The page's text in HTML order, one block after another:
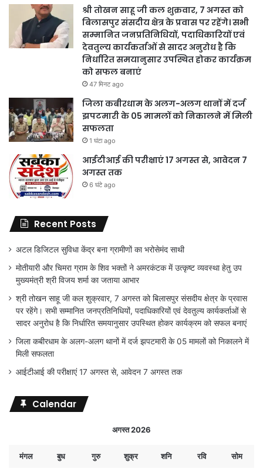
श्री तोखन साहू जी कल शुक्रवार, 7 अगस्त को
बिलासपुर संसदीय क्षेत्र के प्रवास पर रहेंगे। सभी
सम्मानित जनप्रतिनिधियों, पदाधिकारियों एवं
देवतुल्य कार्यकर्ताओं से सादर अनुरोध है कि
निर्धारित समयानुसार उपस्थित होकर कार्यक्रम
को सफल बनाएं
47 मिनट ago
जिला कबीरधाम के अलग-अलग थानों में दर्ज
झपटमारी के 05 मामलों को निकालने में मिली
सफलता
1 घंटा ago
आईटीआई की परीक्षाएं 17 अगस्त से, आवेदन 7
अगस्त तक
6 घंटे ago
Recent Posts
अटल डिजिटल सुविधा केंद्र बना ग्रामीणों का भरोसेमंद साथी
मोतीयारी और चिमरा ग्राम के शिव भक्तों ने अमरकंटक में उत्कृष्ट व्यवस्था हेतु उप
मुख्यमंत्री श्री विजय शर्मा का जताया आभार
श्री तोखन साहू जी कल शुक्रवार, 7 अगस्त को बिलासपुर संसदीय क्षेत्र के प्रवास
पर रहेंगे। सभी सम्मानित जनप्रतिनिधियों, पदाधिकारियों एवं देवतुल्य कार्यकर्ताओं से
सादर अनुरोध है कि निर्धारित समयानुसार उपस्थित होकर कार्यक्रम को सफल बनाएं
जिला कबीरधाम के अलग-अलग थानों में दर्ज झपटमारी के 05 मामलों को निकालने में
मिली सफलता
आईटीआई की परीक्षाएं 17 अगस्त से, आवेदन 7 अगस्त तक
Calendar
अगस्त 2026
मंगल बुध गुरु शुक्र शनि रवि सोम